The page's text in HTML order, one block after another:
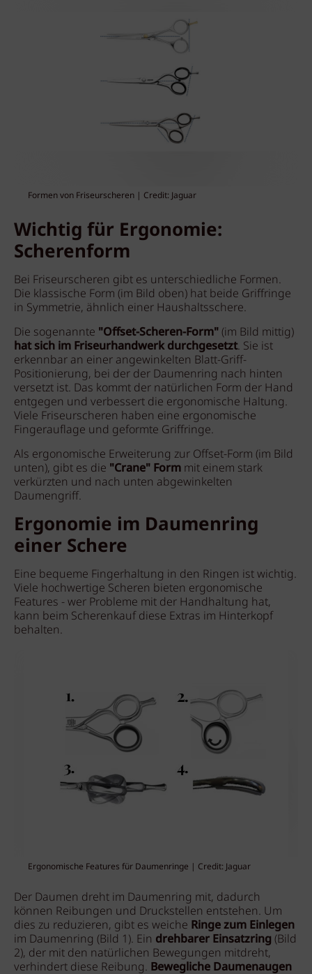
Formen von Friseurscheren | Credit: Jaguar
Wichtig für Ergonomie:
Scherenform
Bei Friseurscheren gibt es unterschiedliche Formen.
Die klassische Form (im Bild oben) hat beide Griffringe
in Symmetrie, ähnlich einer Haushaltsschere.
Die sogenannte "Offset-Scheren-Form"(im Bild mittig)
hat sich im Friseurhandwerk durchgesetzt. Sie ist
erkennbar an einer angewinkelten Blatt-Griff-
Positionierung, bei der der Daumenring nach hinten
versetzt ist. Das kommt der natürlichen Form der Hand
entgegen und verbessert die ergonomische Haltung.
Viele Friseurscheren haben eine ergonomische
Fingerauflage und geformte Griffringe.
Als ergonomische Erweiterung zur Offset-Form (im Bild
unten), gibt es die "Crane" Form mit einem stark
verkürzten und nach unten abgewinkelten
Daumengriff.
Ergonomie im Daumenring
einer Schere
Eine bequeme Fingerhaltung in den Ringen ist wichtig.
Viele hochwertige Scheren bieten ergonomische
Features - wer Probleme mit der Handhaltung hat,
kann beim Scherenkauf diese Extras im Hinterkopf
behalten.
Ergonomische Features für Daumenringe | Credit: Jaguar
Der Daumen dreht im Daumenring mit, dadurch
können Reibungen und Druckstellen entstehen. Um
dies zu reduzieren, gibt es weiche Ringe zum Einlegen
im Daumenring (Bild 1). Ein drehbarer Einsatzring (Bild
2), der mit den natürlichen Bewegungen mitdreht,
verhindert diese Reibung. Bewegliche Daumenaugen